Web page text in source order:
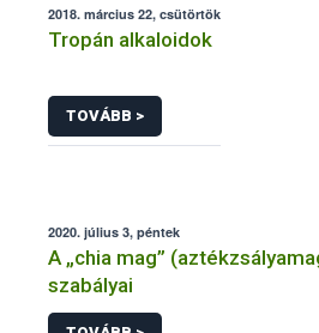
2018. március 22, csütörtök
Tropán alkaloidok
TOVÁBB >
2020. július 3, péntek
A „chia mag”
szabályai